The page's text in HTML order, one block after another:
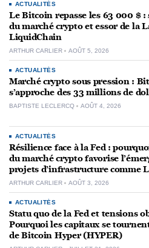
ACTUALITÉS
Le Bitcoin repasse les 63 000 $
du marché crypto et essor de la
LiquidChain
ARTHUR CARLIER AOÛT 5, 2026
ACTUALITÉS
Marché crypto sous pression :
s’approche des 33 millions de
BAPTISTE LECLERCQ AOÛT 4, 2026
ACTUALITÉS
Résilience face à la Fed :
du marché crypto favorise
projets d’infrastructure comme
ARTHUR CARLIER AOÛT 3, 2026
ACTUALITÉS
Statu quo de la Fed et tensions
Pourquoi les capitaux se
de Bitcoin Hyper (HYPER)